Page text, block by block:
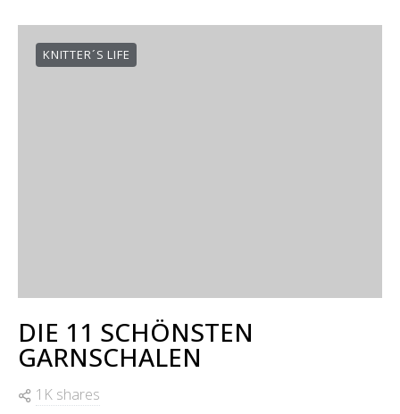
KNITTER´S LIFE
DIE 11 SCHÖNSTEN
GARNSCHALEN
1K shares